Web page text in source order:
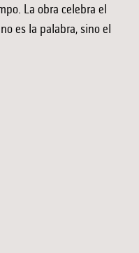
La obra celebra el
es la palabra, sino el